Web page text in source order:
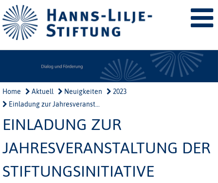
Home Aktuell Neuigkeiten
2023
Einladung zur Jahresveranst...
EINLADUNG ZUR
JAHRESVERANSTALTUNG DER
STIFTUNGSINITIATIVE